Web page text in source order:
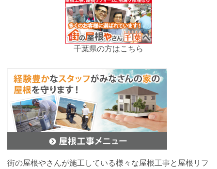
千葉県の方はこちら
街の屋根やさんが施工している様々な屋根工事と屋根リフ